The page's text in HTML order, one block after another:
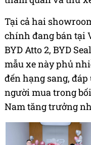
Tại cả hai
chính đang bán tại
BYD Atto 2, BYD
mẫu xe này phủ
đến hạng sang,
người mua trong
Nam tăng trưởng